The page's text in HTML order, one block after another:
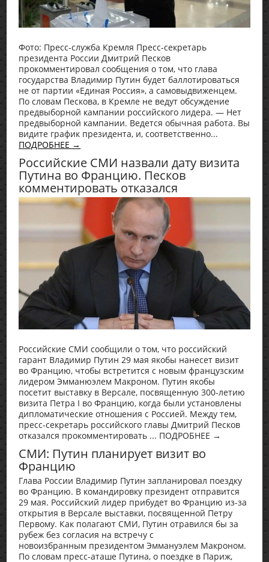
Фото: Пресс-служба Кремля Пресс-секретарь
президента России Дмитрий Песков
прокомментировал сообщения о том, что глава
государства Владимир Путин будет баллотироваться
не от партии «Единая Россия», а самовыдвиженцем.
По словам Пескова, в Кремле не ведут обсуждение
предвыборной кампании российского лидера. — Нет
предвыборной кампании. Ведется обычная работа. Вы
видите график президента, и, соответственно...
ПОДРОБНЕЕ →
Российские СМИ назвали дату визита
Путина во Францию. Песков
комментировать отказался
Российские СМИ сообщили о том, что российский
гарант Владимир Путин 29 мая якобы нанесет визит
во Францию, чтобы встретится с новым французским
лидером Эмманюэлем Макроном. Путин якобы
посетит выставку в Версале, посвященную 300-летию
визита Петра I во Францию, когда были установлены
дипломатические отношения с Россией. Между тем,
пресс-секретарь российского главы Дмитрий Песков
отказался прокомментировать ... ПОДРОБНЕЕ →
СМИ: Путин планирует визит во
Францию
Глава России Владимир Путин запланировал поездку
во Францию. В командировку президент отправится
29 мая. Российский лидер прибудет во Францию из-за
открытия в Версале выставки, посвященной Петру
Первому. Как полагают СМИ, Путин отравился бы за
рубеж без согласия на встречу с
новоизбранным президентом Эммануэлем Макроном.
По словам пресс-аташе Путина, о поездке в Париж,